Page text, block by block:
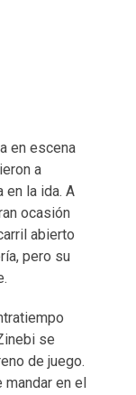
en escena
a
en la ida. A
ocasión
abierto
pero su
se
de juego.
en el